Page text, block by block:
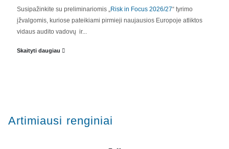
Susipažinkite su preliminariomis „ Risk in Focus 2026/27“ tyrimo
įžvalgomis, kuriose pateikiami pirmieji naujausios Europoje atliktos
vidaus audito vadovų ir...
Skaityti daugiau
Artimiausi renginiai
APIE MUS
Konferencijos